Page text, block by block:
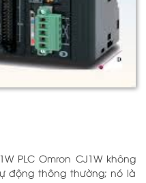
động thông thường; nó là